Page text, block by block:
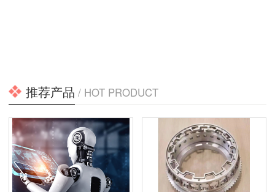
推荐产品 / HOT PRODUCT